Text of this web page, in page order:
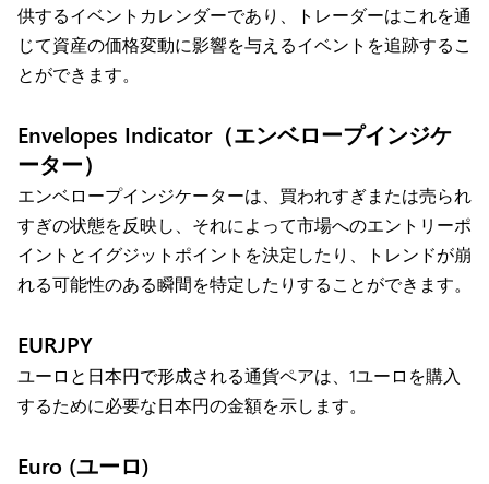
供するイベントカレンダーであり、トレーダーはこれを通
じて資産の価格変動に影響を与えるイベントを追跡するこ
とができます。
Envelopes Indicator（エンベロープインジケ
ーター）
エンベロープインジケーターは、買われすぎまたは売られ
すぎの状態を反映し、それによって市場へのエントリーポ
イントとイグジットポイントを決定したり、トレンドが崩
れる可能性のある瞬間を特定したりすることができます。
EURJPY
ユーロと日本円で形成される通貨ペアは、1ユーロを購入
するために必要な日本円の金額を示します。
Euro (ユーロ)